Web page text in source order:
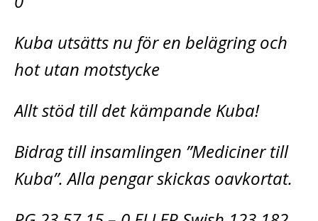
Kuba utsätts nu för en belägring och
hot utan motstycke
Allt stöd till det kämpande Kuba!
Bidrag till insamlingen ”Mediciner till
Kuba”. Alla pengar skickas oavkortat.